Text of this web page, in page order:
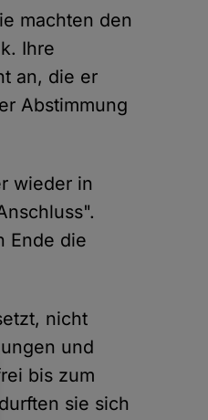
machten den
Ihre
an, die er
Abstimmung
wieder in
Ende die
nicht
und
bis zum
sie sich